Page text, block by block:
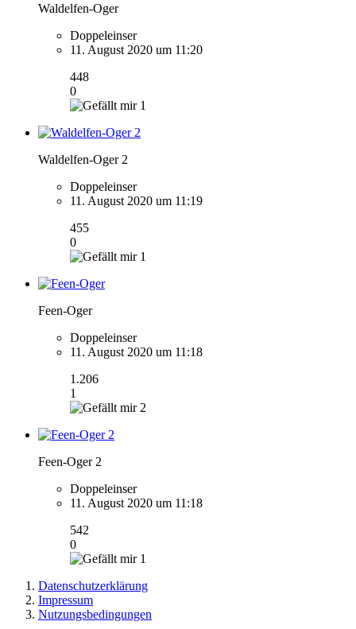
Waldelfen-Oger
Doppeleinser
11. August 2020 um 11:20
448
0
1
Waldelfen-Oger 2
Doppeleinser
11. August 2020 um 11:19
455
0
1
Feen-Oger
Doppeleinser
11. August 2020 um 11:18
1.206
1
2
Feen-Oger 2
Doppeleinser
11. August 2020 um 11:18
542
0
1
Datenschutzerklärung
Impressum
Nutzungsbedingungen